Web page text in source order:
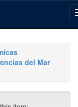
del Mar